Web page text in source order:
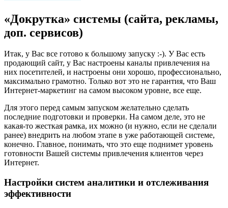
«Докрутка» системы (сайта, рекламы,
доп. сервисов)
Итак, у Вас все готово к большому запуску :-). У Вас есть
продающий сайт, у Вас настроены каналы привлечения на
них посетителей, и настроены они хорошо, профессионально,
максимально грамотно. Только вот это не гарантия, что Ваш
Интернет-маркетинг на самом высоком уровне, все еще.
Для этого перед самым запуском желательно сделать
последние подготовки и проверки. На самом деле, это не
какая-то жесткая рамка, их можно (и нужно, если не сделали
ранее) внедрить на любом этапе в уже работающей системе,
конечно. Главное, понимать, что это еще поднимет уровень
готовности Вашей системы привлечения клиентов через
Интернет.
Настройки систем аналитики и отслеживания
эффективности